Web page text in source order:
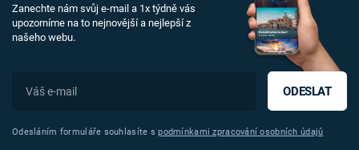
Zanechte nám svůj e-mail a 1x týdně vás
upozorníme na to nejnovější a nejlepší z
našeho webu.
ODESLAT
Odesláním formuláře souhlasíte spodmínkami zpracování osobních údajů